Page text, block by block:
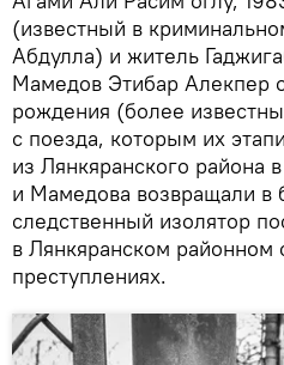
(известный в
Абдулла) и житель
Мамедов Этибар Алекпер
рождения (более
с поезда, которым их
из Лянкяранского района
и Мамедова возвращали в
следственный изолятор
в Лянкяранском районном
преступлениях.